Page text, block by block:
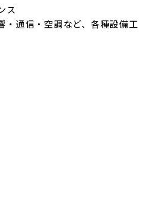
ス
・通信・空調など、各種設備工